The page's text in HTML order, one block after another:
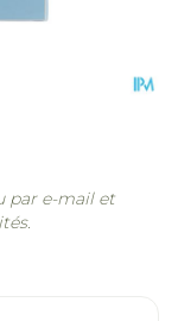
par e-mail et